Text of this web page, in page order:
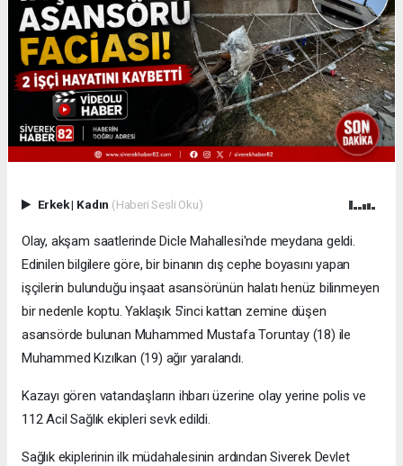
Erkek| Kadın (Haberi Sesli Oku)
Olay, akşam saatlerinde Dicle Mahallesi'nde meydana geldi.
Edinilen bilgilere göre, bir binanın dış cephe boyasını yapan
işçilerin bulunduğu inşaat asansörünün halatı henüz bilinmeyen
bir nedenle koptu. Yaklaşık 5'inci kattan zemine düşen
asansörde bulunan Muhammed Mustafa Toruntay (18) ile
Muhammed Kızılkan (19) ağır yaralandı.
Kazayı gören vatandaşların ihbarı üzerine olay yerine polis ve
112 Acil Sağlık ekipleri sevk edildi.
Sağlık ekiplerinin ilk müdahalesinin ardından Siverek Devlet